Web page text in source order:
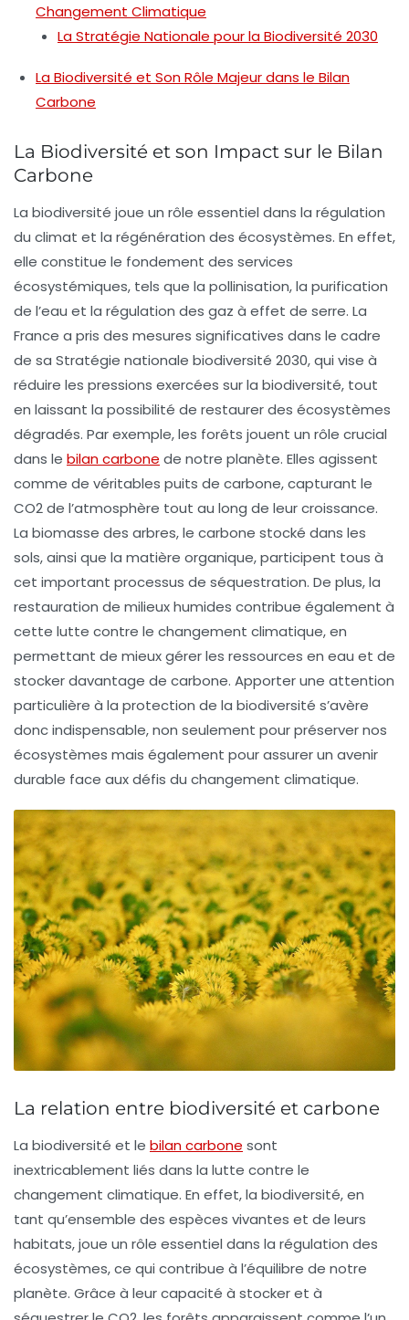
Changement Climatique
La Stratégie Nationale pour la Biodiversité 2030
La Biodiversité et Son Rôle Majeur dans le Bilan
Carbone
La Biodiversité et son Impact sur le Bilan
Carbone
La biodiversité joue un rôle essentiel dans la régulation
du climat et la régénération des écosystèmes. En effet,
elle constitue le fondement des services
écosystémiques, tels que la pollinisation, la purification
de l’eau et la régulation des gaz à effet de serre. La
France a pris des mesures significatives dans le cadre
de sa Stratégie nationale biodiversité 2030, qui vise à
réduire les pressions exercées sur la biodiversité, tout
en laissant la possibilité de restaurer des écosystèmes
dégradés. Par exemple, les forêts jouent un rôle crucial
dans le bilan carbone de notre planète. Elles agissent
comme de véritables puits de carbone, capturant le
CO2de l’atmosphère tout au long de leur croissance.
La biomasse des arbres, le carbone stocké dans les
sols, ainsi que la matière organique, participent tous à
cet important processus de séquestration. De plus, la
restauration de milieux humides contribue également à
cette lutte contre le changement climatique, en
permettant de mieux gérer les ressources en eau et de
stocker davantage de carbone. Apporter une attention
particulière à la protection de la biodiversité s’avère
donc indispensable, non seulement pour préserver nos
écosystèmes mais également pour assurer un avenir
durable face aux défis du changement climatique.
La relation entre biodiversité et carbone
La biodiversité et le bilan carbone sont
inextricablement liés dans la lutte contre le
changement climatique. En effet, la biodiversité, en
tant qu’ensemble des espèces vivantes et de leurs
habitats, joue un rôle essentiel dans la régulation des
écosystèmes, ce qui contribue à l’équilibre de notre
planète. Grâce à leur capacité à stocker et à